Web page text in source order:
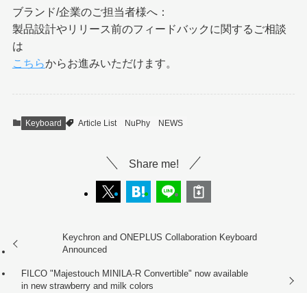
ブランド/企業のご担当者様へ：
製品設計やリリース前のフィードバックに関するご相談
は
こちらからお進みいただけます。
Keyboard Article List NuPhy NEWS
Share me!
Keychron and ONEPLUS Collaboration Keyboard
Announced
FILCO "Majestouch MINILA-R Convertible" now available
in new strawberry and milk colors